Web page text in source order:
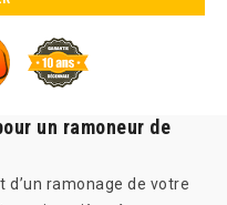
un ramoneur de
ramonage de votre